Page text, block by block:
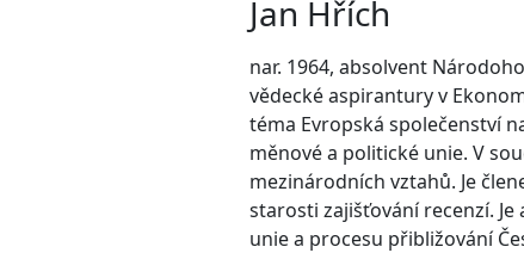
Jan Hřích
nar. 1964, absolvent
vědecké aspirantury v
téma Evropská společenství
měnové a politické unie. V
mezinárodních vztahů. Je
starosti zajišťování recenzí.
unie a procesu přibližování